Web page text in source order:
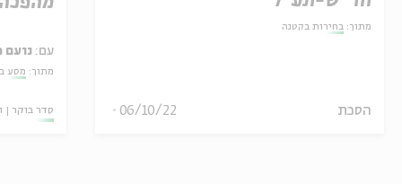
מתוך: בחירות בקטנה
הסכת 06/10/22
עם: נועם
מתוך: מסע
סדר בוקר